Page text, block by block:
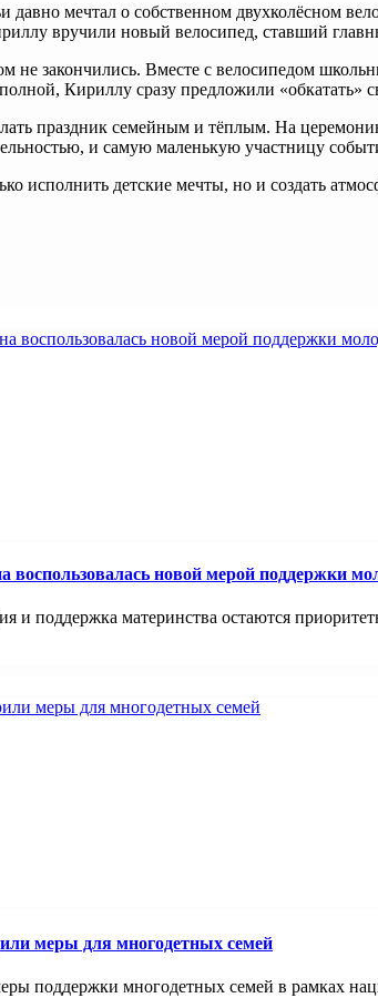
давно мечтал о собственном двухколёсном
вручили новый велосипед, ставший
не закончились. Вместе с велосипедом
Кириллу сразу предложили
праздник семейным и тёплым. На
и самую маленькую участницу
исполнить детские мечты, но и создать
воспользовалась новой мерой поддержки
и поддержка материнства остаются
меры для многодетных семей
поддержки многодетных семей в рамках